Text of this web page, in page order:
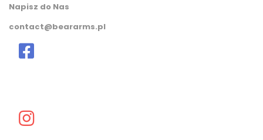
Napisz do Nas
contact@beararms.pl